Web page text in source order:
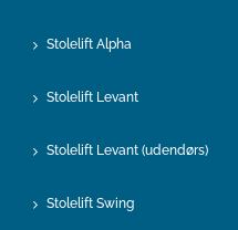
Stolelift Alpha
Stolelift Levant
Stolelift Levant (udendørs)
Stolelift Swing